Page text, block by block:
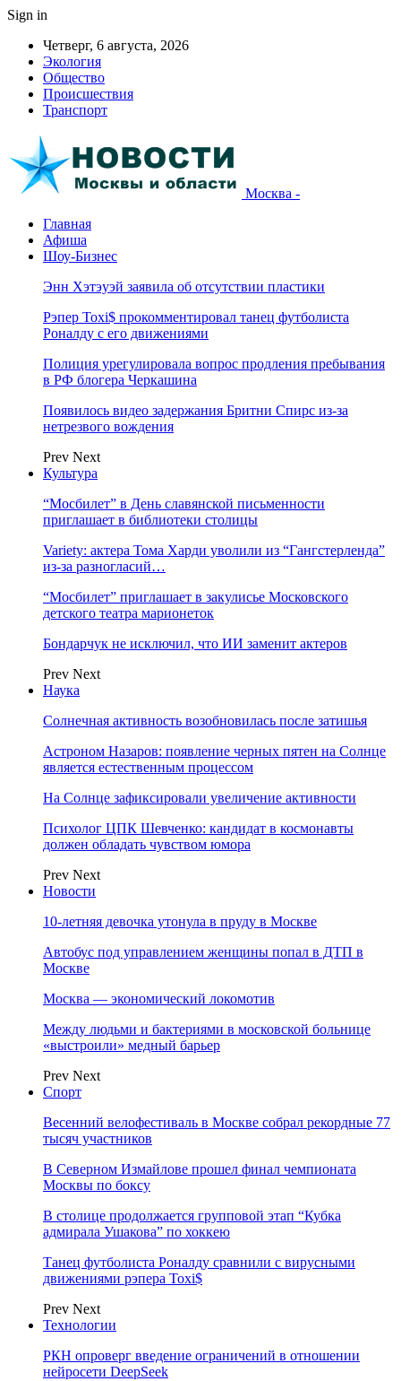
Sign in
Четверг, 6 августа, 2026
Экология
Общество
Происшествия
Транспорт
Москва -
Главная
Афиша
Шоу-Бизнес
Энн Хэтэуэй заявила об отсутствии пластики
Рэпер Toxi$ прокомментировал танец футболиста
Роналду с его движениями
Полиция урегулировала вопрос продления пребывания
в РФ блогера Черкашина
Появилось видео задержания Бритни Спирс из-за
нетрезвого вождения
Prev Next
Культура
“Мосбилет” в День славянской письменности
приглашает в библиотеки столицы
Variety: актера Тома Харди уволили из “Гангстерленда”
из-за разногласий…
“Мосбилет” приглашает в закулисье Московского
детского театра марионеток
Бондарчук не исключил, что ИИ заменит актеров
Prev Next
Наука
Солнечная активность возобновилась после затишья
Астроном Назаров: появление черных пятен на Солнце
является естественным процессом
На Солнце зафиксировали увеличение активности
Психолог ЦПК Шевченко: кандидат в космонавты
должен обладать чувством юмора
Prev Next
Новости
10-летняя девочка утонула в пруду в Москве
Автобус под управлением женщины попал в ДТП в
Москве
Москва — экономический локомотив
Между людьми и бактериями в московской больнице
«выстроили» медный барьер
Prev Next
Спорт
Весенний велофестиваль в Москве собрал рекордные 77
тысяч участников
В Северном Измайлове прошел финал чемпионата
Москвы по боксу
В столице продолжается групповой этап “Кубка
адмирала Ушакова” по хоккею
Танец футболиста Роналду сравнили с вирусными
движениями рэпера Toxi$
Prev Next
Технологии
РКН опроверг введение ограничений в отношении
нейросети DeepSeek